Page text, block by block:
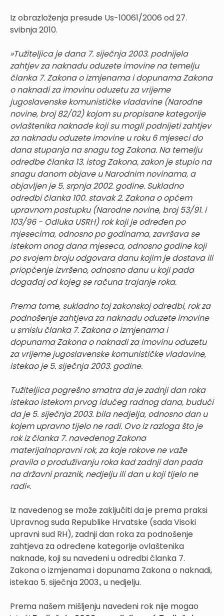
Iz obrazloženja presude Us-10061/2006 od 27.
svibnja 2010.
»Tužiteljica je dana 7. siječnja 2003. podnijela
zahtjev za naknadu oduzete imovine na temelju
članka 7. Zakona o izmjenama i dopunama Zakona
o naknadi za imovinu oduzetu za vrijeme
jugoslavenske komunističke vladavine (Narodne
novine, broj 82/02) kojom su propisane kategorije
ovlaštenika naknade koji su mogli podnijeti zahtjev
za naknadu oduzete imovine u roku 6 mjeseci do
dana stupanja na snagu tog Zakona. Na temelju
odredbe članka 13. istog Zakona, zakon je stupio na
snagu danom objave u Narodnim novinama, a
objavljen je 5. srpnja 2002. godine. Sukladno
odredbi članka 100. stavak 2. Zakona o općem
upravnom postupku (Narodne novine, broj 53/91. i
103/96 - Odluka USRH) rok koji je određen po
mjesecima, odnosno po godinama, završava se
istekom onog dana mjeseca, odnosno godine koji
po svojem broju odgovara danu kojim je dostava ili
priopćenje izvršeno, odnosno danu u koji pada
događaj od kojeg se računa trajanje roka.
Prema tome, sukladno toj zakonskoj odredbi, rok za
podnošenje zahtjeva za naknadu oduzete imovine
u smislu članka 7. Zakona o izmjenama i
dopunama Zakona o naknadi za imovinu oduzetu
za vrijeme jugoslavenske komunističke vladavine,
istekao je 5. siječnja 2003. godine.
Tužiteljica pogrešno smatra da je zadnji dan roka
istekao istekom prvog idućeg radnog dana, budući
da je 5. siječnja 2003. bila nedjelja, odnosno dan u
kojem upravno tijelo ne radi. Ovo iz razloga što je
rok iz članka 7. navedenog Zakona
materijalnopravni rok, za koje rokove ne važe
pravila o produživanju roka kad zadnji dan pada
na državni praznik, nedjelju ili dan u koji tijelo ne
radi«.
Iz navedenog se može zaključiti da je prema praksi
Upravnog suda Republike Hrvatske (sada Visoki
upravni sud RH), zadnji dan roka za podnošenje
zahtjeva za određene kategorije ovlaštenika
naknade, koji su navedeni u odredbi članka 7.
Zakona o izmjenama i dopunama Zakona o naknadi,
istekao 5. siječnja 2003., u nedjelju.
Prema našem mišljenju navedeni rok nije mogao